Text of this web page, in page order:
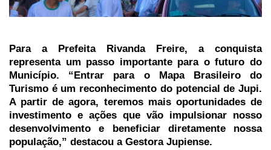
Para a Prefeita Rivanda Freire, a conquista
representa um passo importante para o futuro do
Município. “Entrar para o Mapa Brasileiro do
Turismo é um reconhecimento do potencial de Jupi.
A partir de agora, teremos mais oportunidades de
investimento e ações que vão impulsionar nosso
desenvolvimento e beneficiar diretamente nossa
população,” destacou a Gestora Jupiense.